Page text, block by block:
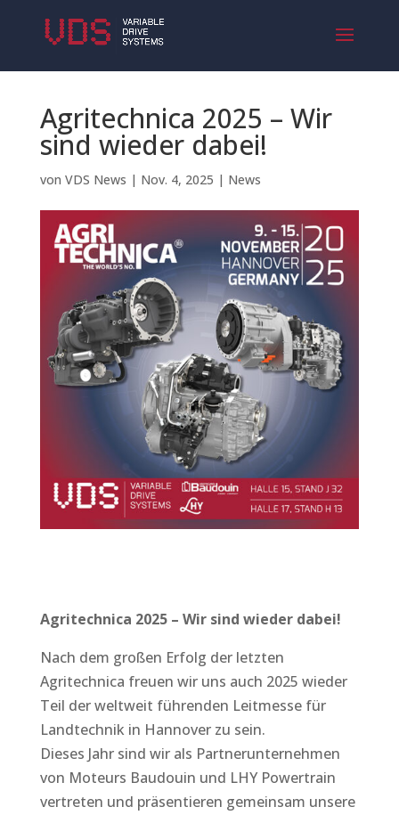
Agritechnica 2025 – Wir
sind wieder dabei!
von VDS News | Nov. 4, 2025 | News
Agritechnica 2025 – Wir sind wieder dabei!
Nach dem großen Erfolg der letzten
Agritechnica freuen wir uns auch 2025 wieder
Teil der weltweit führenden Leitmesse für
Landtechnik in Hannover zu sein.
Dieses Jahr sind wir als Partnerunternehmen
von Moteurs Baudouin und LHY Powertrain
vertreten und präsentieren gemeinsam unsere